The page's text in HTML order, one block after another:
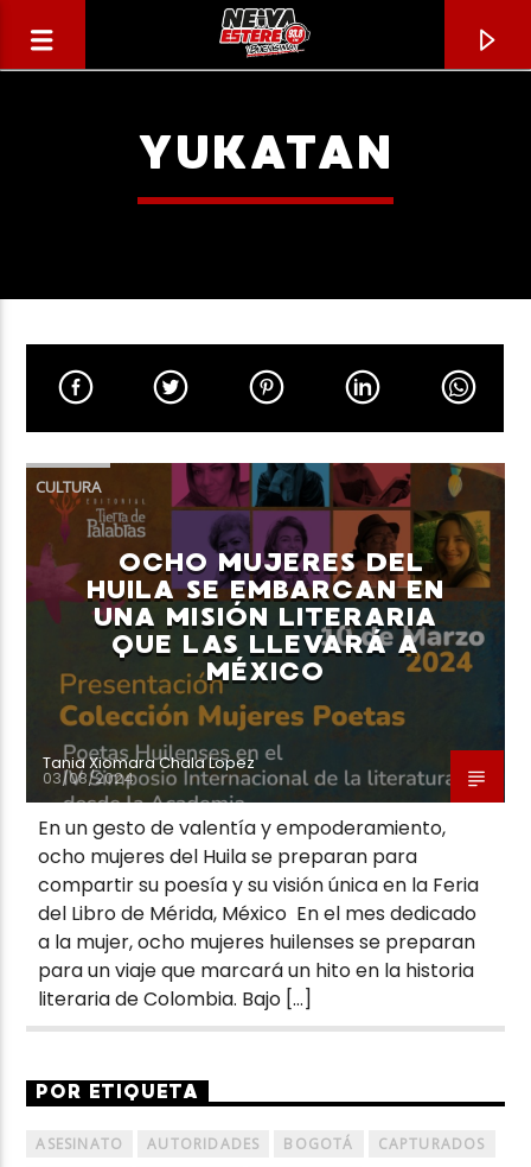
TÍTULO
ARTISTA
Neiva Estereo
YUKATAN
CULTURA
OCHO MUJERES DEL
HUILA SE EMBARCAN EN
UNA MISIÓN LITERARIA
QUE LAS LLEVARÁ A
MÉXICO
Tania Xiomara Chala Lopez
03/08/2024
En un gesto de valentía y empoderamiento,
ocho mujeres del Huila se preparan para
compartir su poesía y su visión única en la Feria
del Libro de Mérida, México En el mes dedicado
a la mujer, ocho mujeres huilenses se preparan
para un viaje que marcará un hito en la historia
literaria de Colombia. Bajo […]
POR ETIQUETA
ASESINATO AUTORIDADES BOGOTÁ
CAPTURADOS